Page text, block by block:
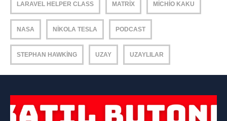
LARAVEL HELPER CLASS MATRIX MICHIO KAKU
NASA NIKOLA TESLA PODCAST
STEPHAN HAWKING UZAY UZAYLILAR